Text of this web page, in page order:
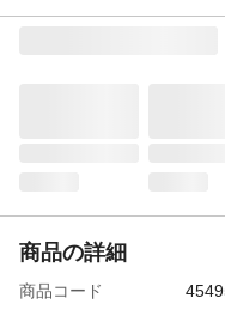
商品の詳細
商品コード